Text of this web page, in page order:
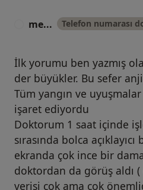
me... Telefon numarası
İlk yorumu ben yazmış
der büyükler. Bu sefer
Tüm yangın ve uyuşmalar
işaret ediyordu
Doktorum 1 saat içinde
sırasında bolca
ekranda çok ince bir
doktordan da görüş aldı
verişi çok ama çok